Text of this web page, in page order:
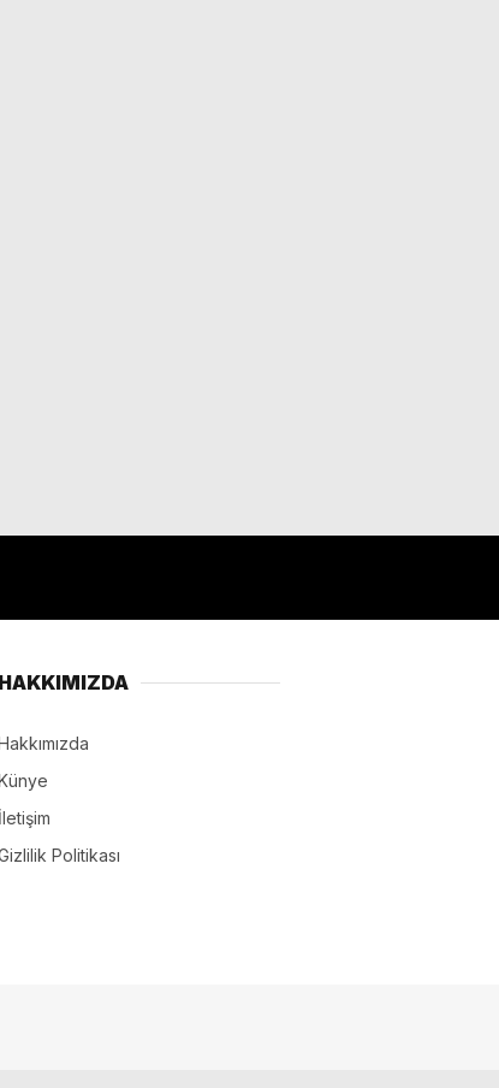
HAKKIMIZDA
İletişim
Politikası